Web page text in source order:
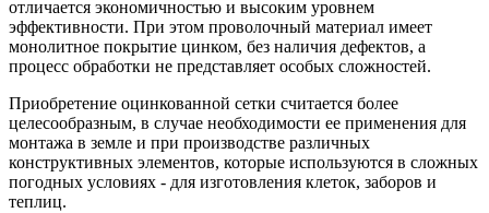
отличается экономичностью и высоким уровнем
эффективности. При этом проволочный материал имеет
монолитное покрытие цинком, без наличия дефектов, а
процесс обработки не представляет особых сложностей.
Приобретение оцинкованной сетки считается более
целесообразным, в случае необходимости ее применения для
монтажа в земле и при производстве различных
конструктивных элементов, которые используются в сложных
погодных условиях - для изготовления клеток, заборов и
теплиц.